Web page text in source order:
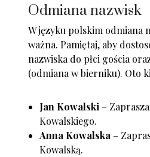
Odmiana nazwisk
W języku polskim odmiana
ważna. Pamiętaj, aby
nazwiska do płci gościa
(odmiana w bierniku). Oto
Jan Kowalski –
Kowalskiego.
Anna Kowalska –
Kowalską.